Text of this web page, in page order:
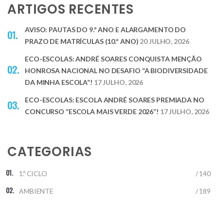
ARTIGOS RECENTES
AVISO: PAUTAS DO 9.º ANO E ALARGAMENTO DO
PRAZO DE MATRÍCULAS (10.º ANO) 20 JULHO, 2026
ECO-ESCOLAS: ANDRÉ SOARES CONQUISTA MENÇÃO
HONROSA NACIONAL NO DESAFIO “A BIODIVERSIDADE
DA MINHA ESCOLA”! 17 JULHO, 2026
ECO-ESCOLAS: ESCOLA ANDRÉ SOARES PREMIADA NO
CONCURSO “ESCOLA MAIS VERDE 2026”! 17 JULHO, 2026
CATEGORIAS
1.º CICLO / 140
AMBIENTE / 189